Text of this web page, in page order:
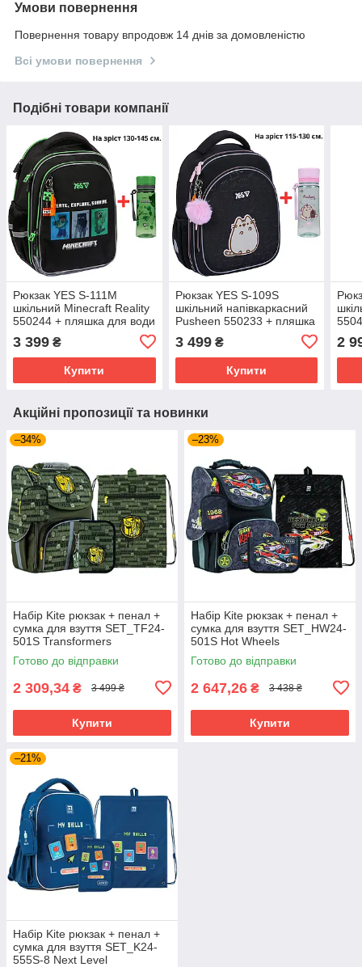
Умови повернення
Повернення товару впродовж 14 днів за домовленістю
Всі умови повернення
Подібні товари компанії
Рюкзак YES S-111M
шкільний Minecraft Reality
550244 + пляшка для води
3 399 ₴
Купити
Рюкзак YES S-109S
шкільний напівкаркасний
Pusheen 550233 + пляшка
3 499₴
Купити
2
Акційні пропозиції та новинки
–34%
Набір Kite рюкзак + пенал +
сумка для взуття SET_TF24-
501S Transformers
Готово до відправки
2 309,34 ₴ 3 499 ₴
Купити
–23%
Набір Kite рюкзак + пенал +
сумка для взуття SET_HW24-
501S Hot Wheels
Готово до відправки
2 647,26 ₴ 3 438 ₴
Купити
–21%
Набір Kite рюкзак + пенал +
сумка для взуття SET_K24-
555S-8 Next Level